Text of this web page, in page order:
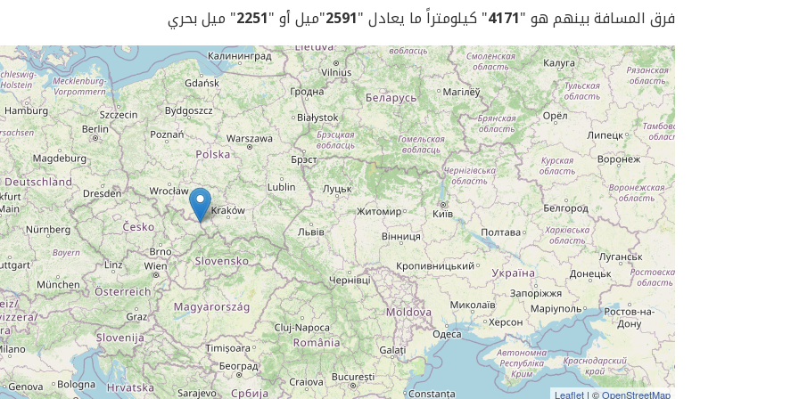
فرق المسافة بينهم هو "4171" كيلومتراً ما يعادل "2591"ميل أو "2251" ميل بحري
Leaflet | ©OpenStreetMap